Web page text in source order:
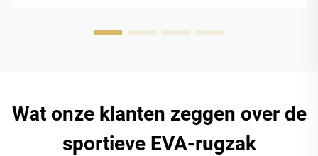
Wat onze klanten zeggen over de
sportieve EVA-rugzak